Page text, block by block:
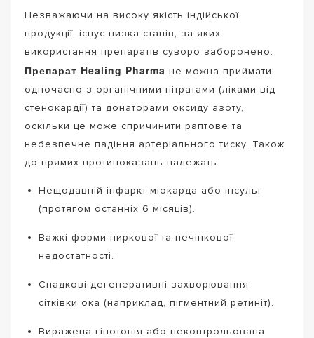
Незважаючи на високу якість індійської
продукції, існує низка станів, за яких
використання препаратів суворо заборонено.
Препарат Healing Pharma не можна приймати
одночасно з органічними нітратами (ліками від
стенокардії) та донаторами оксиду азоту,
оскільки це може спричинити раптове та
небезпечне падіння артеріального тиску. Також
до прямих протипоказань належать:
Нещодавній інфаркт міокарда або інсульт
(протягом останніх 6 місяців).
Важкі форми ниркової та печінкової
недостатності.
Спадкові дегенеративні захворювання
сітківки ока (наприклад, пігментний ретиніт).
Виражена гіпотонія або неконтрольована